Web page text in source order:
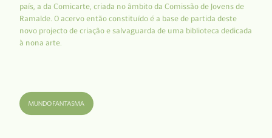
país, a da Comicarte, criada no âmbito da Comissão de Jovens de
Ramalde. O acervo então constituído é a base de partida deste
novo projecto de criação e salvaguarda de uma biblioteca dedicada
à nona arte.